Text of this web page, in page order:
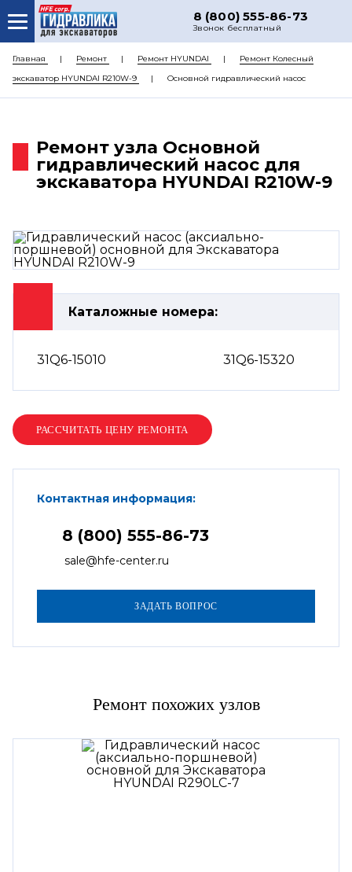
8 (800) 555-86-73
Звонок бесплатный
О НАС
КАТАЛОГ ЗАПЧАСТЕЙ
ДОСТАВКА
ЦЕНЫ
Главная Ремонт Ремонт HYUNDAI
Ремонт Колесный
экскаватор HYUNDAI R210W-9
Основной гидравлический насос
Ремонт узла Основной
гидравлический насос для
экскаватора HYUNDAI R210W-9
Каталожные номера:
31Q6-15010 31Q6-15320
Контактная информация:
8 (800) 555-86-73
sale@hfe-center.ru
Ремонт похожих узлов